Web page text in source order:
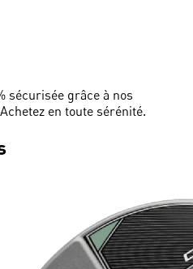
sécurisée grâce à nos
en toute sérénité.